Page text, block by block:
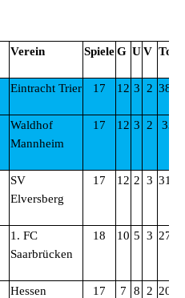
Verein SpieleG UV Tore
Eintracht Trier 17 12 3 2
Waldhof
Mannheim
17 12 3 2 33:9
SV
Elversberg
17 12 2 3
1. FC
Saarbrücken
18 10 5 3
Hessen
17 7 8 2